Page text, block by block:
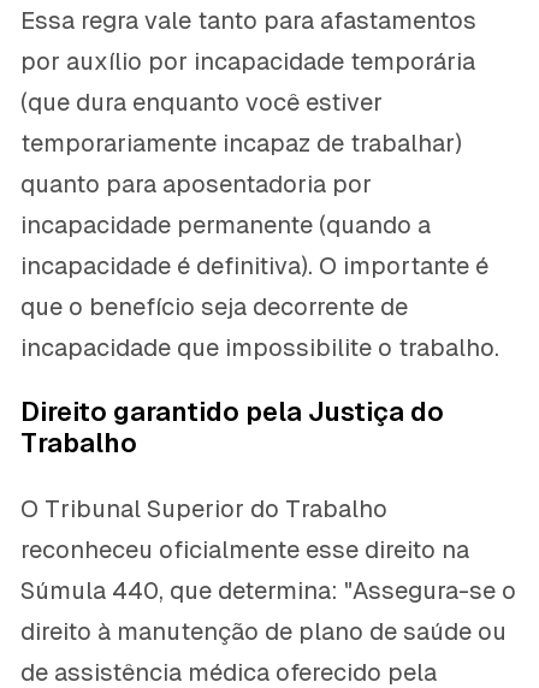
Essa regra vale tanto para afastamentos
por auxílio por incapacidade temporária
(que dura enquanto você estiver
temporariamente incapaz de trabalhar)
quanto para aposentadoria por
incapacidade permanente (quando a
incapacidade é definitiva). O importante é
que o benefício seja decorrente de
incapacidade que impossibilite o trabalho.
Direito garantido pela Justiça do
Trabalho
O Tribunal Superior do Trabalho
reconheceu oficialmente esse direito na
Súmula 440, que determina: "Assegura-se o
direito à manutenção de plano de saúde ou
de assistência médica oferecido pela